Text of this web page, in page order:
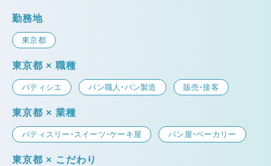
勤務地
東京都
東京都 × 職種
パティシエ パン職人・パン製造 販売・接客
東京都 × 業種
パティスリー・スイーツ・ケーキ屋 パン屋・ベーカリー
東京都 × こだわり